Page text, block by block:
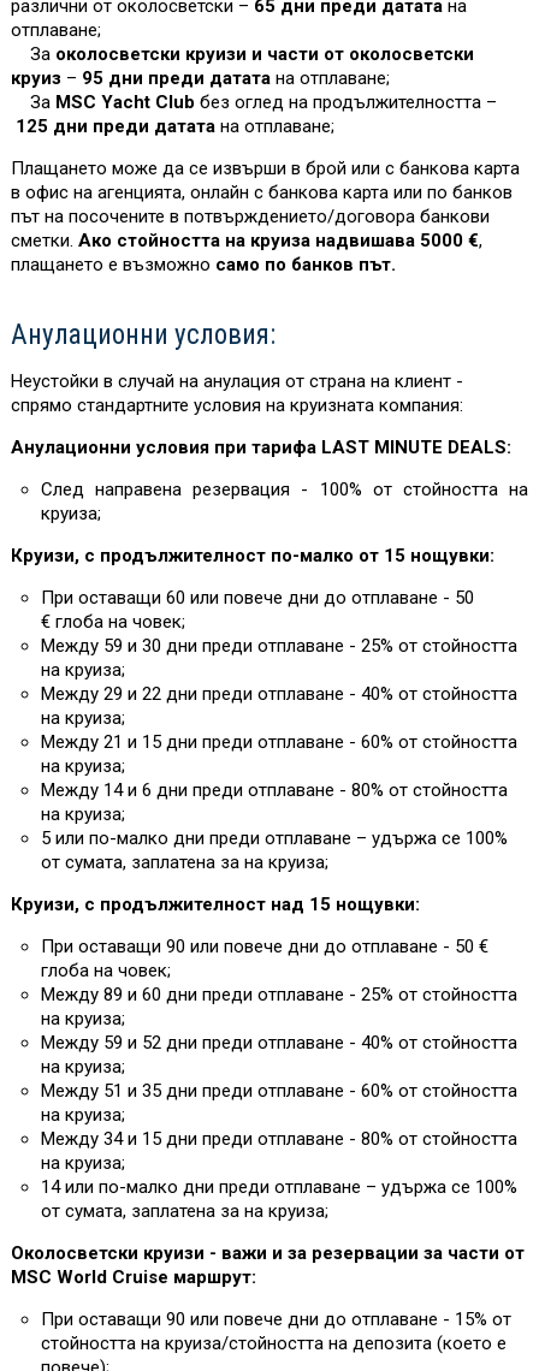
различни от околосветски – 65 дни преди датата на
отплаване;
За околосветски круизи и части от околосветски
круиз – 95 дни преди датата на отплаване;
За MSC Yacht Club без оглед на продължителността –
125 дни преди датата на отплаване;
Плащането може да се извърши в брой или с банкова карта
в офис на агенцията, онлайн с банкова карта или по банков
път на посочените в потвърждението/договора банкови
сметки. Ако стойността на круиза надвишава 5000 €,
плащането е възможно само по банков път.
Анулационни условия:
Неустойки в случай на анулация от страна на клиент -
спрямо стандартните условия на круизната компания:
Анулационни условия при тарифа LAST MINUTE DEALS:
След направена резервация - 100% от стойността на
круиза;
Круизи, с продължителност по-малко от 15 нощувки:
При оставащи 60 или повече дни до отплаване - 50
€ глоба на човек;
Между 59 и 30 дни преди отплаване - 25% от стойността
на круиза;
Между 29 и 22 дни преди отплаване - 40% от стойността
на круиза;
Между 21 и 15 дни преди отплаване - 60% от стойността
на круиза;
Между 14 и 6 дни преди отплаване - 80% от стойността
на круиза;
5 или по-малко дни преди отплаване – удържа се 100%
от сумата, заплатена за на круиза;
Круизи, с продължителност над 15 нощувки:
При оставащи 90 или повече дни до отплаване - 50 €
глоба на човек;
Между 89 и 60 дни преди отплаване - 25% от стойността
на круиза;
Между 59 и 52 дни преди отплаване - 40% от стойността
на круиза;
Между 51 и 35 дни преди отплаване - 60% от стойността
на круиза;
Между 34 и 15 дни преди отплаване - 80% от стойността
на круиза;
14 или по-малко дни преди отплаване – удържа се 100%
от сумата, заплатена за на круиза;
Околосветски круизи - важи и за резервации за части от
MSC World Cruise маршрут:
При оставащи 90 или повече дни до отплаване - 15% от
стойността на круиза/стойността на депозита (което е